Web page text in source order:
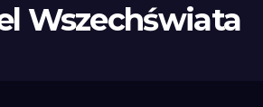
Wszechświata